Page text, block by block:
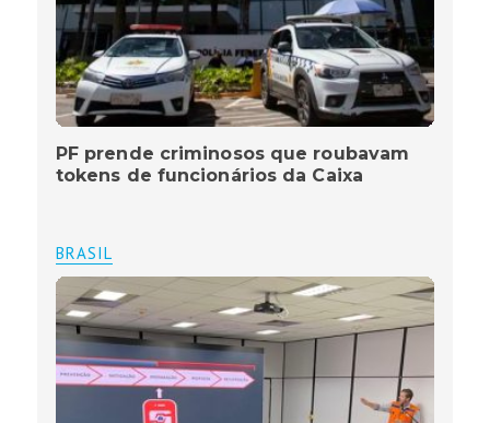
PF prende criminosos que roubavam
tokens de funcionários da Caixa
BRASIL